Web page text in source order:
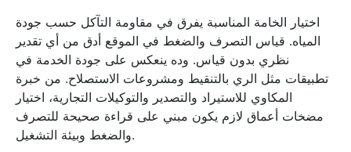
اختيار الخامة المناسبة يفرق في مقاومة التآكل حسب جودة
المياه. قياس التصرف والضغط في الموقع أدق من أي تقدير
نظري بدون قياس. وده ينعكس على جودة الخدمة في
تطبيقات مثل الري بالتنقيط ومشروعات الاستصلاح. من خبرة
المكاوي للاستيراد والتصدير والتوكيلات التجارية، اختيار
مضخات أعماق لازم يكون مبني على قراءة صحيحة للتصرف
والضغط وبيئة التشغيل.